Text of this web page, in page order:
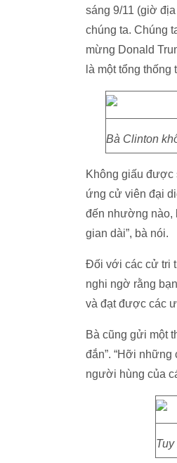
sáng 9/11 (giờ
chúng ta. Chúng
mừng Donald
là một tổng
Bà Clinton
Không giấu được
ứng cử viên đại
đến nhường nào,
gian dài”, bà nói.
Đối với các cử tri
nghi ngờ rằng
và đạt được các
Bà cũng gửi một
đắn”. “Hỡi
người hùng của